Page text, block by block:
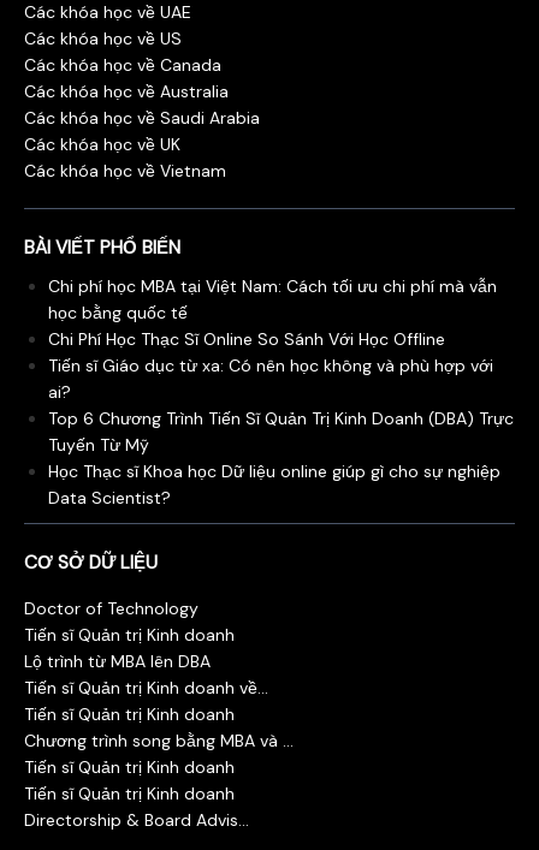
Các khóa học về UAE
Các khóa học về US
Các khóa học về Canada
Các khóa học về Australia
Các khóa học về Saudi Arabia
Các khóa học về UK
Các khóa học về Vietnam
BÀI VIẾT PHỔ BIẾN
Chi phí học MBA tại Việt Nam: Cách tối ưu chi phí mà vẫn
học bằng quốc tế
Chi Phí Học Thạc Sĩ Online So Sánh Với Học Offline
Tiến sĩ Giáo dục từ xa: Có nên học không và phù hợp với
ai?
Top 6 Chương Trình Tiến Sĩ Quản Trị Kinh Doanh (DBA) Trực
Tuyến Từ Mỹ
Học Thạc sĩ Khoa học Dữ liệu online giúp gì cho sự nghiệp
Data Scientist?
CƠ SỞ DỮ LIỆU
Doctor of Technology
Tiến sĩ Quản trị Kinh doanh
Lộ trình từ MBA lên DBA
Tiến sĩ Quản trị Kinh doanh về...
Tiến sĩ Quản trị Kinh doanh
Chương trình song bằng MBA và ...
Tiến sĩ Quản trị Kinh doanh
Tiến sĩ Quản trị Kinh doanh
Directorship & Board Advis...